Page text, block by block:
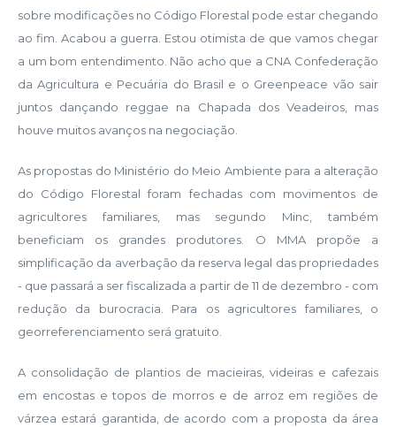
sobre modificações no Código Florestal pode estar chegando
ao fim. Acabou a guerra. Estou otimista de que vamos chegar
a um bom entendimento. Não acho que a CNA Confederação
da Agricultura e Pecuária do Brasil e o Greenpeace vão sair
juntos dançando reggae na Chapada dos Veadeiros, mas
houve muitos avanços na negociação.
As propostas do Ministério do Meio Ambiente para a alteração
do Código Florestal foram fechadas com movimentos de
agricultores familiares, mas segundo Minc, também
beneficiam os grandes produtores. O MMA propõe a
simplificação da averbação da reserva legal das propriedades
- que passará a ser fiscalizada a partir de 11 de dezembro - com
redução da burocracia. Para os agricultores familiares, o
georreferenciamento será gratuito.
A consolidação de plantios de macieiras, videiras e cafezais
em encostas e topos de morros e de arroz em regiões de
várzea estará garantida, de acordo com a proposta da área